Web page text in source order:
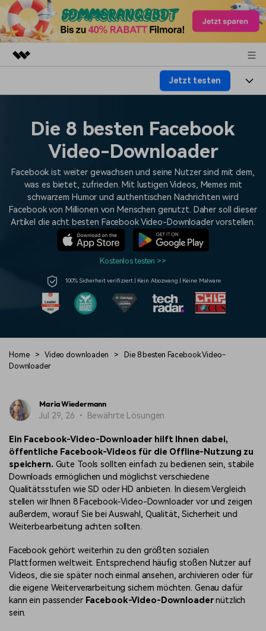
Dienstprogramme
Überblick
Presseraum
Shop
Jetzt testen
Plattformen
Funktionen
Assets
Video/Foto
Audio
Text
Lösungen
Soziale Medien
Marketing & Business
Lifestyle & Spaß
Ressourcen
Video-Prompts
Prompts – schnell ähnliche
Videos erstellen
Meisterkurs
Beherrschen Sie
Videobearbeitungsfähigkeiten
erweitern Sie Ihre
Videobearbeitungs-
Spezialeffekt erzeugen
Monetarisierungs-
Programm
Ihren Einfluss mit Filmora
Programm
An Freunde empfehlen,
Belohnungen erhalten
Blog
Hilfe-Center
Kunden-Support
Über Uns Bewertungen
Erfahren Sie, wie unsere
Kunden Erfolg haben
auf Unternehmensebene frei
KAUFEN Anmelden
Die 8 besten Facebook
Video-Downloader
Facebook ist weiter gewachsen und seine Nutzer sind mit dem,
was es bietet, zufrieden. Mit lustigen Videos, Memes mit
schwarzem Humor und authentischen Nachrichten wird
Facebook von Millionen von Menschen genutzt. Daher soll dieser
Artikel die acht besten Facebook Video-Downloader vorstellen.
Kostenlos testen >>
100% Sicherheit verifiziert | Kein Abozwang | Keine Malware
Home > Video downloaden >
Die 8 besten Facebook Video-
Downloader
Maria Wiedermann
Jul 29, 26 • Bewährte Lösungen
Ein Facebook-Video-Downloader hilft Ihnen dabei,
öffentliche Facebook-Videos für die Offline-Nutzung zu
speichern. Gute Tools sollten einfach zu bedienen sein, stabile
Downloads ermöglichen und möglichst verschiedene
Qualitätsstufen wie SD oder HD anbieten. In diesem Vergleich
stellen wir Ihnen 8 Facebook-Video-Downloader vor und zeigen
außerdem, worauf Sie bei Auswahl, Qualität, Sicherheit und
Weiterbearbeitung achten sollten.
Facebook gehört weiterhin zu den größten sozialen
Plattformen weltweit. Entsprechend häufig stoßen Nutzer auf
Videos, die sie später noch einmal ansehen, archivieren oder für
die eigene Weiterverarbeitung sichern möchten. Genau dafür
kann ein passender Facebook-Video-Downloadernützlich
sein.